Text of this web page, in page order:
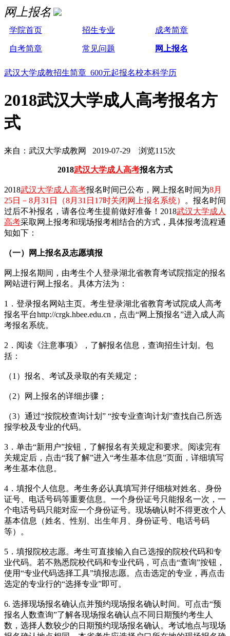
网上报名
学院首页 招生专业 成考简章
自考简章 常见问题 网上报名
武汉大学成教招生简章 600元起报名校本科学历
2018武汉大学成人高考报名方
式
来自：武汉大学成教网 2019-07-29 浏览115次
2018武汉大学成人高考报名方式
2018武汉大学成人高考报名时间已公布，网上报名时间为8月
25日－8月31日（8月31日17时关闭网上报名系统）
。报名时间
过后不补报名，请各位考生提前做好准备！2018武汉大学成人
高考采取网上报考和现场报考相结合的方式，具体报考流程通
知如下：
（一）网上报名及志愿填报
网上报名期间，由考生个人登录湖北省教育考试院指定的报名
网站进行网上报名。具体方法为：
1．登录报名网站主页。考生登录湖北省教育考试院成人高考
报名平台http://crgk.hbee.edu.cn，点击“网上预报名”进入成人高
考报名系统。
2．阅读《注意事项》，了解报名信息，查询招生计划。包
括：
（1）报名、考试及录取的有关规定；
（2）网上报名的详细步骤；
（3）通过“按院校查询计划” “按专业查询计划”查找自己所选
报学校及专业的代码。
3．单击“新用户”按钮，了解报名有关规定和要求。阅读完有
关规定后，点击“我了解”进入“考生基本信息”页面，详细填写
考生基本信息。
4．填报个人信息。考生务必认真填写并仔细核对姓名、身份
证号、电话号码等重要信息。一个身份证号只能报名一次，一
个电话号码只能对应一个身份证号。现场确认时不得更改个人
基本信息（姓名、性别、出生年月、身份证号、电话号码
等）。
5．填报院校志愿。考生可直接输入自己选报的院校代码和专
业代码。若不熟悉院校代码和专业代码，可点击“查询”按钮，
使用“专业代码选择工具”填报志愿。点击选定的专业，再点击
选定的专业行的“选择专业”即可。
6. 选择现场报名确认点并预约现场报名确认时间。可点击“预
报名人数查询”了解各现场报名确认点不同日期预约考生人
数，选择人数较少的日期预约现场报名确认。考试地点与现场